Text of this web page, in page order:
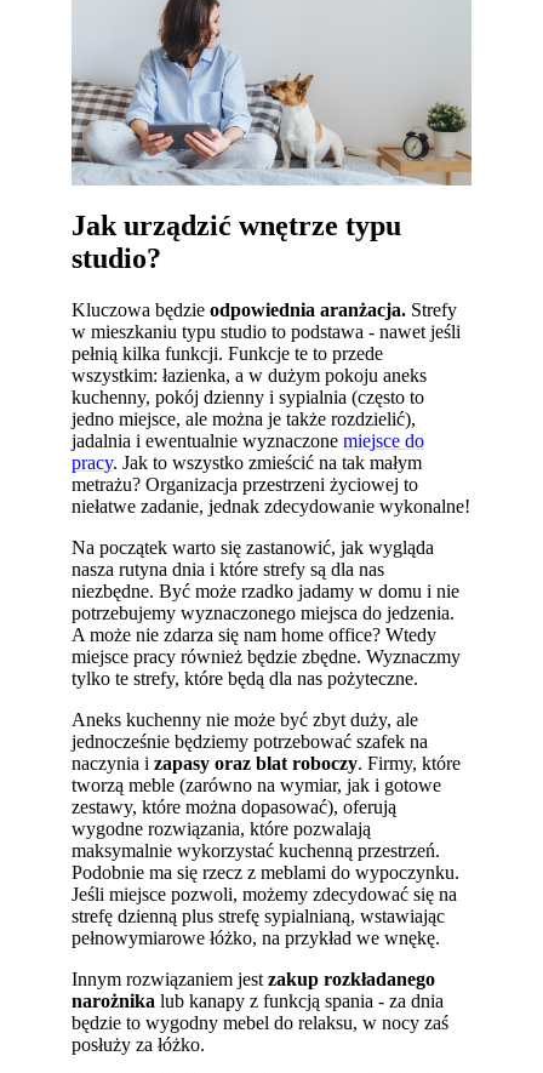
Jak urządzić wnętrze typu
studio?
Kluczowa będzieodpowiednia aranżacja. Strefy
w mieszkaniu typu studio to podstawa - nawet jeśli
pełnią kilka funkcji. Funkcje te to przede
wszystkim: łazienka, a w dużym pokoju aneks
kuchenny, pokój dzienny i sypialnia (często to
jedno miejsce, ale można je także rozdzielić),
jadalnia i ewentualnie wyznaczonemiejsce do
pracy. Jak to wszystko zmieścić na tak małym
metrażu? Organizacja przestrzeni życiowej to
niełatwe zadanie, jednak zdecydowanie wykonalne!
Na początek warto się zastanowić, jak wygląda
nasza rutyna dnia i które strefy są dla nas
niezbędne. Być może rzadko jadamy w domu i nie
potrzebujemy wyznaczonego miejsca do jedzenia.
A może nie zdarza się nam home office? Wtedy
miejsce pracy również będzie zbędne. Wyznaczmy
tylko te strefy, które będą dla nas pożyteczne.
Aneks kuchenny nie może być zbyt duży, ale
jednocześnie będziemy potrzebować szafek na
naczynia izapasy oraz blat roboczy. Firmy, które
tworzą meble (zarówno na wymiar, jak i gotowe
zestawy, które można dopasować), oferują
wygodne rozwiązania, które pozwalają
maksymalnie wykorzystać kuchenną przestrzeń.
Podobnie ma się rzecz z meblami do wypoczynku.
Jeśli miejsce pozwoli, możemy zdecydować się na
strefę dzienną plus strefę sypialnianą, wstawiając
pełnowymiarowe łóżko, na przykład we wnękę.
Innym rozwiązaniem jestzakup rozkładanego
narożnika lub kanapy z funkcją spania - za dnia
będzie to wygodny mebel do relaksu, w nocy zaś
posłuży za łóżko.